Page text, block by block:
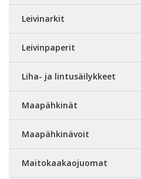
Leivinarkit
Leivinpaperit
Liha- ja lintusäilykkeet
Maapähkinät
Maapähkinävoit
Maitokaakaojuomat